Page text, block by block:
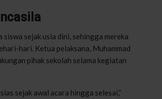
siswa sejak usia dini, sehingga mereka
hari. Ketua pelaksana, Muhammad
pihak sekolah selama kegiatan
sejak awal acara hingga selesai,”